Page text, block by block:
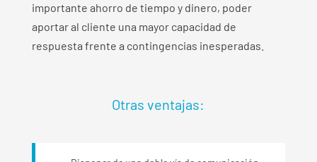
importante ahorro de tiempo y dinero, poder
aportar al cliente una mayor capacidad de
respuesta frente a contingencias inesperadas.
Otras ventajas: